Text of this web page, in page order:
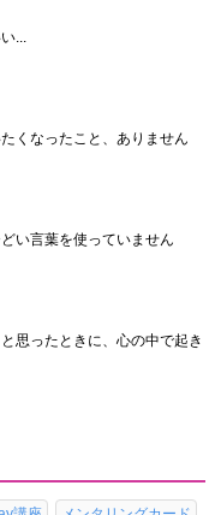
...
くなったこと、ありません
い言葉を使っていません
思ったときに、心の中で起き